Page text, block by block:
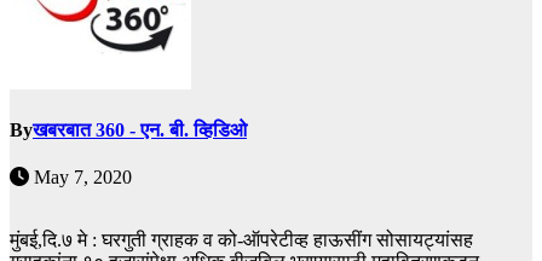
Byखबरबात 360 - एन. बी. व्हिडिओ
May 7, 2020
मुंबई,दि.७ मे : घरगुती ग्राहक व को-ऑपरेटीव्ह हाऊसींग सोसायट्यांसह